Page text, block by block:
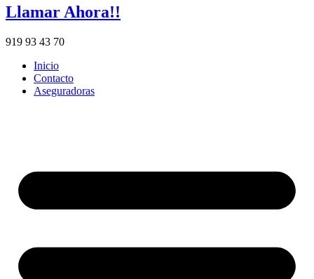
Llamar Ahora!!
919 93 43 70
Inicio
Contacto
Aseguradoras